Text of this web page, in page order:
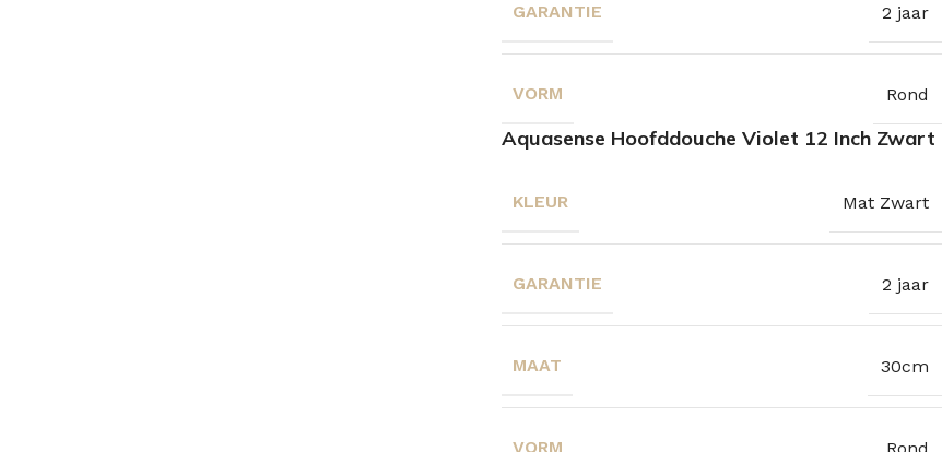
GARANTIE 2 jaar
VORM Rond
Aquasense Hoofddouche Violet 12 Inch Zwart
KLEUR Mat Zwart
GARANTIE 2 jaar
MAAT 30cm
VORM Rond